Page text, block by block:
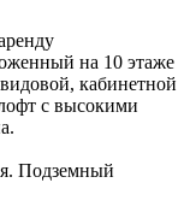
на 10 этаже
кабинетной
с высокими
Подземный